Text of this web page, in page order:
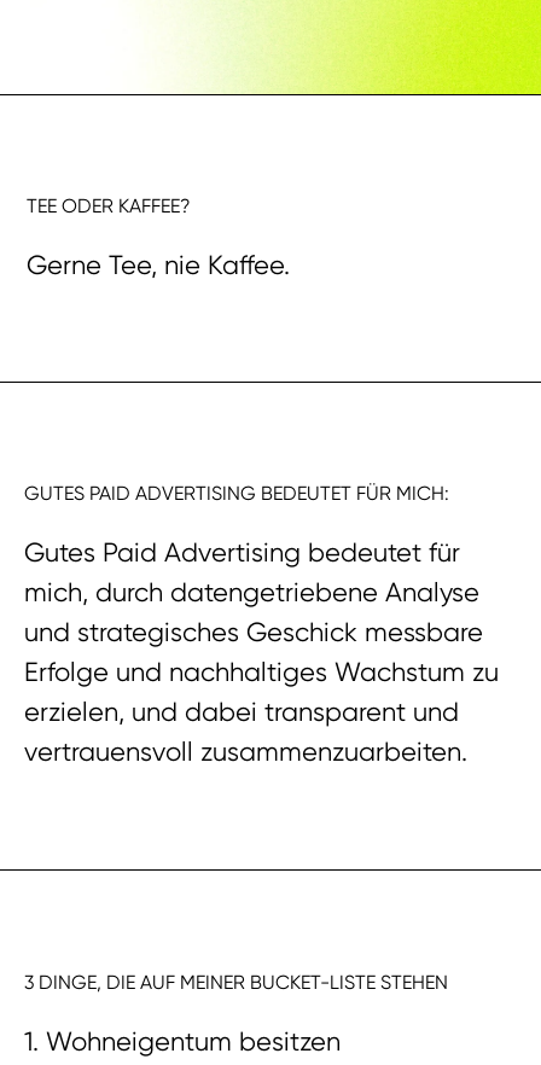
TEE ODER KAFFEE?
Gerne Tee, nie Kaffee.
GUTES PAID ADVERTISING BEDEUTET FÜR MICH:
Gutes Paid Advertising bedeutet für
mich, durch datengetriebene Analyse
und strategisches Geschick messbare
Erfolge und nachhaltiges Wachstum zu
erzielen, und dabei transparent und
vertrauensvoll zusammenzuarbeiten.
3 DINGE, DIE AUF MEINER BUCKET-LISTE STEHEN
1. Wohneigentum besitzen